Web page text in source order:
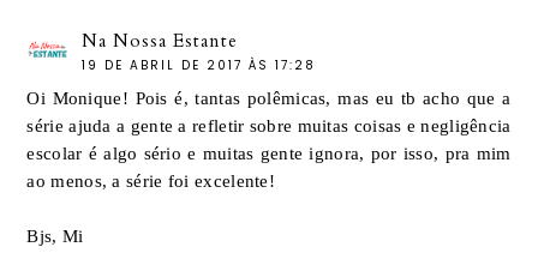
Na Nossa Estante
19 DE ABRIL DE 2017 ÀS 17:28
Oi Monique! Pois é, tantas polêmicas, mas eu tb acho que a
série ajuda a gente a refletir sobre muitas coisas e negligência
escolar é algo sério e muitas gente ignora, por isso, pra mim
ao menos, a série foi excelente!
Bjs, Mi